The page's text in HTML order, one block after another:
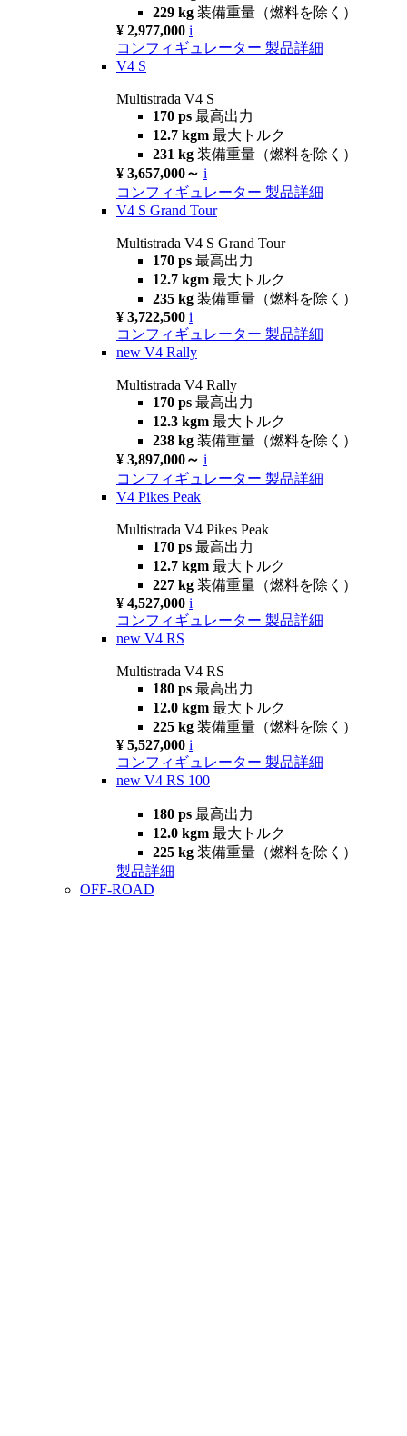
229 kg 装備重量（燃料を除く）
¥ 2,977,000 i
コンフィギュレーター 製品詳細
V4 S
Multistrada V4 S
170 ps 最高出力
12.7 kgm 最大トルク
231 kg 装備重量（燃料を除く）
¥ 3,657,000～ i
コンフィギュレーター 製品詳細
V4 S Grand Tour
Multistrada V4 S Grand Tour
170 ps 最高出力
12.7 kgm 最大トルク
235 kg 装備重量（燃料を除く）
¥ 3,722,500 i
コンフィギュレーター 製品詳細
new V4 Rally
Multistrada V4 Rally
170 ps 最高出力
12.3 kgm 最大トルク
238 kg 装備重量（燃料を除く）
¥ 3,897,000～ i
コンフィギュレーター 製品詳細
V4 Pikes Peak
Multistrada V4 Pikes Peak
170 ps 最高出力
12.7 kgm 最大トルク
227 kg 装備重量（燃料を除く）
¥ 4,527,000 i
コンフィギュレーター 製品詳細
new V4 RS
Multistrada V4 RS
180 ps 最高出力
12.0 kgm 最大トルク
225 kg 装備重量（燃料を除く）
¥ 5,527,000 i
コンフィギュレーター 製品詳細
new V4 RS 100
180 ps 最高出力
12.0 kgm 最大トルク
225 kg 装備重量（燃料を除く）
製品詳細
OFF-ROAD